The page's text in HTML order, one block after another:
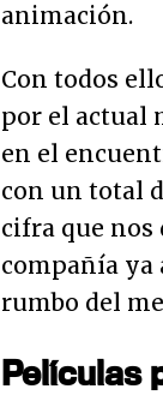
animación.
Con todos
por el actual
en el
con un total
cifra que nos
compañía ya
rumbo del
Películas